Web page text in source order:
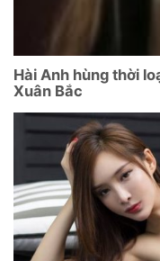
Hài Anh hùng thời
Xuân Bắc